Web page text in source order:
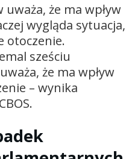
że ma wpływ
wygląda sytuacja,
otoczenie.
sześciu
że ma wpływ
– wynika